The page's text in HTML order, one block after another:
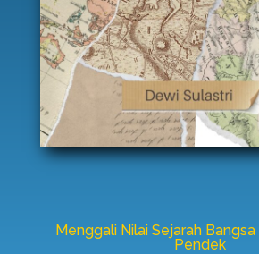
Menggali Nilai Sejarah
Pendek